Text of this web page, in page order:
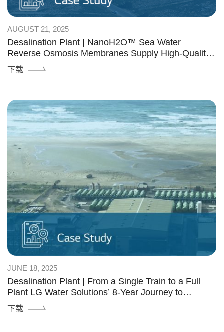
AUGUST 21, 2025
Desalination Plant | NanoH2O™ Sea Water
Reverse Osmosis Membranes Supply High-Quality
Water in Malta for Over a Decade
下载
JUNE 18, 2025
Desalination Plant | From a Single Train to a Full
Plant LG Water Solutions’ 8-Year Journey to
Mostaganem
下载